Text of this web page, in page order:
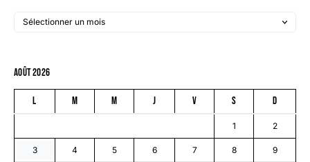
août 2026
L M M J V S D
1 2
3 4 5 6 7 8 9